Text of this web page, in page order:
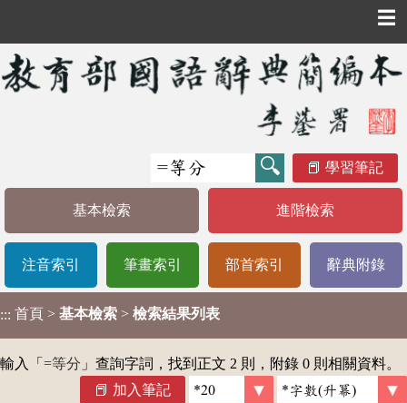
☰
學習筆記
基本檢索 進階檢索
注音索引 筆畫索引 部首索引 辭典附錄
::: 首頁 > 基本檢索 > 檢索結果列表
輸入「 =等分 」查詢字詞，找到正文 2 則，附錄 0 則相關資料。
加入筆記